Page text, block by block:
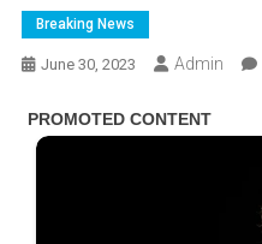
Breaking News
June 30, 2023 Admin